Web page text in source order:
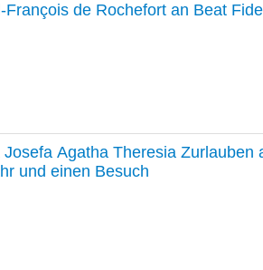
François de Rochefort an Beat
Agatha Theresia
und einen Besuch